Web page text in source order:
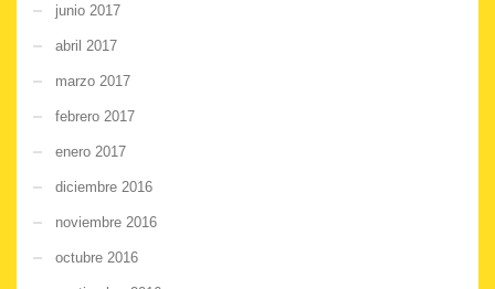
junio 2017
abril 2017
marzo 2017
febrero 2017
enero 2017
diciembre 2016
noviembre 2016
octubre 2016